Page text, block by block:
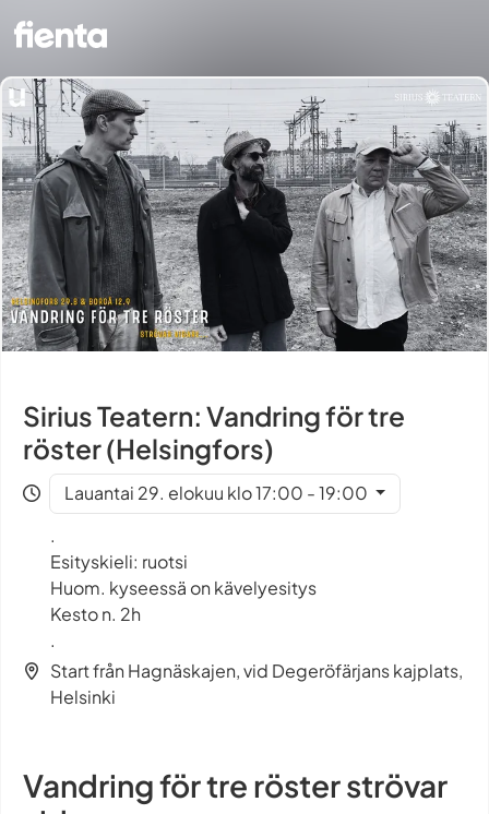
Sirius Teatern: Vandring för tre
röster (Helsingfors)
Lauantai 29. elokuu klo 17:00 - 19:00
.
Esityskieli: ruotsi
Huom. kyseessä on kävelyesitys
Kesto n. 2h
.
Start från Hagnäskajen, vid Degeröfärjans kajplats,
Helsinki
Vandring för tre röster strövar